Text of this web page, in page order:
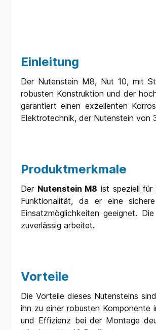
Einleitung
Der Nutenstein M8, Nut 10, mit
robusten Konstruktion und der
garantiert einen exzellenten
Elektrotechnik, der Nutenstein von
Produktmerkmale
Der Nutenstein M8 ist speziell
Funktionalität, da er eine
Einsatzmöglichkeiten geeignet.
zuverlässig arbeitet.
Vorteile
Die Vorteile dieses Nutensteins
ihn zu einer robusten Komponente
und Effizienz bei der Montage